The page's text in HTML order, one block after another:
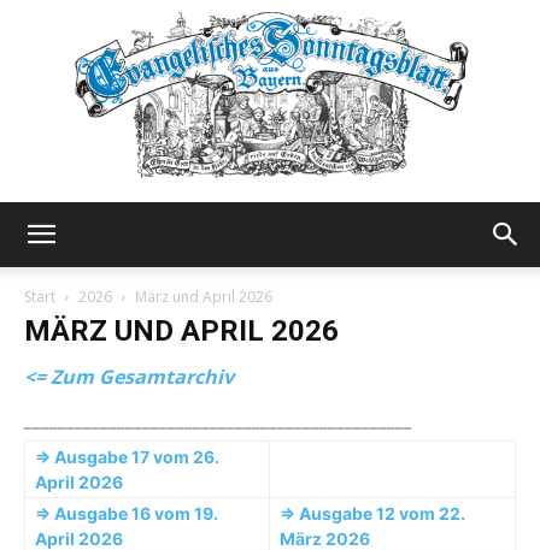
Start 2026 März und April 2026
MÄRZ UND APRIL 2026
<= Zum Gesamtarchiv
=> Ausgabe 17 vom 26.
April 2026
=> Ausgabe 16 vom 19.
April 2026
=> Ausgabe 12 vom 22.
März 2026